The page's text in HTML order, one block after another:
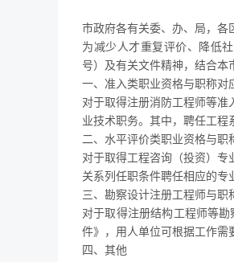
市政府各有关委、办、局，各
为减少人才重复评价、降低
号）及有关文件精神，结合本
一、准入类职业资格与职称对
对于取得注册消防工程师等
业技术职务。其中，聘任工程
二、水平评价类职业资格与职
对于取得工程咨询（投资）
关系列任职条件聘任相应的专
三、勘察设计注册工程师与职
对于取得注册结构工程师等
件》，用人单位可根据工作需
四、其他